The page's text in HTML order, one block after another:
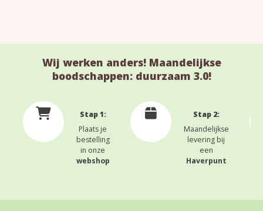
Wij werken anders! Maandelijkse
boodschappen: duurzaam 3.0!
Stap 1:
Plaats je
bestelling
in onze
webshop
Stap 2:
Maandelijkse
levering bij
een
Haverpunt